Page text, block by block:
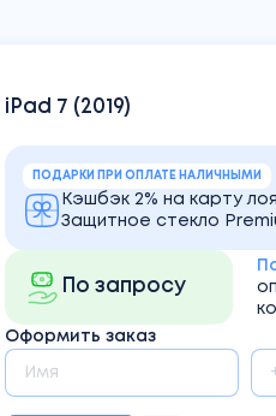
iPad 7 (2019)
ПОДАРКИ ПРИ ОПЛАТЕ НАЛИЧНЫМИ
Кэшбэк 2% на карту
Защитное стекло
По запросу
Оформить заказ